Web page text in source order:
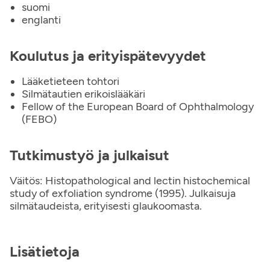
suomi
englanti
Koulutus ja erityispätevyydet
Lääketieteen tohtori
Silmätautien erikoislääkäri
Fellow of the European Board of Ophthalmology
(FEBO)
Tutkimustyö ja julkaisut
Väitös: Histopathological and lectin histochemical
study of exfoliation syndrome (1995). Julkaisuja
silmätaudeista, erityisesti glaukoomasta.
Lisätietoja